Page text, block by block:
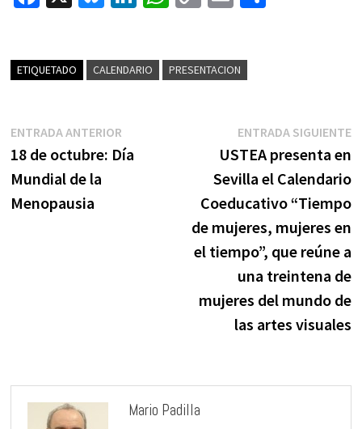
o
k
ky dI sA y
l
tir
ETIQUETADO CALENDARIO PRESENTACION
Navegación
de
entradas
ENTRADA ANTERIOREntrada
anterior:
18 de octubre: Día
Mundial de la
Menopausia
ENTRADA SIGUIENTE
USTEA presenta en
Sevilla el Calendario
Coeducativo “Tiempo
de mujeres, mujeres en
el tiempo”, que reúne a
una treintena de
mujeres del mundo de
las artes visuales
Mario Padilla